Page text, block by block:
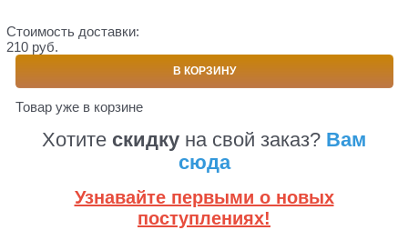
Стоимость доставки:
210 руб.
В КОРЗИНУ
Товар уже в корзине
Хотите скидку на свой заказ? Вам
сюда
Узнавайте первыми о новых
поступлениях!